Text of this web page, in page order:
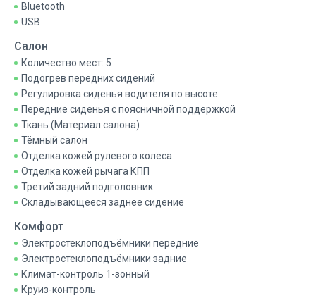
Bluetooth
USB
Салон
Количество мест: 5
Подогрев передних сидений
Регулировка сиденья водителя по высоте
Передние сиденья с поясничной поддержкой
Ткань (Материал салона)
Тёмный салон
Отделка кожей рулевого колеса
Отделка кожей рычага КПП
Третий задний подголовник
Складывающееся заднее сидение
Комфорт
Электростеклоподъёмники передние
Электростеклоподъёмники задние
Климат-контроль 1-зонный
Круиз-контроль